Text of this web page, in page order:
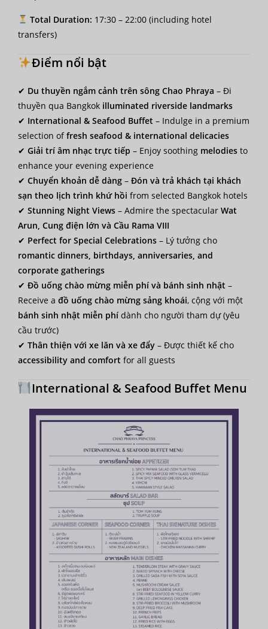
Total Duration: 17:30 – 22:00 (including hotel
transfers)
Điểm nổi bật
✔ Du thuyền ngắm cảnh trên sông Chao Phraya – Đi
thuyền qua Bangkok illuminated riverside landmarks
✔ International & Seafood Buffet – Indulge in a premium
selection offresh seafood & international delicacies
✔ Giải trí âm nhạc trực tiếp – Enjoy soothing melodies to
enhance your evening experience
✔ Chuyển khoản dễ dàng – Đón và trả khách tại khách
sạn theo lịch trình khứ hồi from selected Bangkok hotels
✔ Stunning Night Views – Admire the spectacular Wat
Arun, Cung điện lớn và Cầu Rama VIII
✔ Perfect for Special Celebrations – Lý tưởng cho
romantic dinners, birthdays, anniversaries, and
corporate gatherings
✔ Đồ uống chào mừng miễn phí và bánh sinh nhật –
Receive a đồ uống chào mừng sảng khoái, cộng với một
bánh sinh nhật miễn phídành cho người tham dự (yêu
cầu trước)
✔ Thân thiện với xe lăn và xe đẩy – Được thiết kế cho
accessibility and comfort for all guests
International & Seafood Buffet Menu